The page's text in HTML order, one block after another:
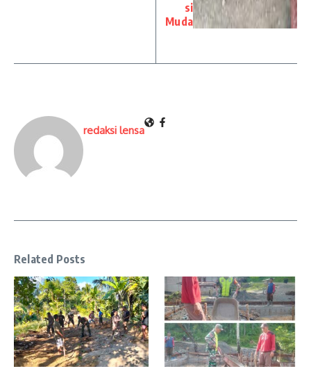
si
Muda
redaksi lensa
Related Posts